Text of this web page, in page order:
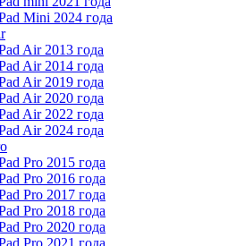
Mini 2024 года
Air 2013 года
Air 2014 года
Air 2019 года
Air 2020 года
Air 2022 года
Air 2024 года
Pro 2015 года
Pro 2016 года
Pro 2017 года
Pro 2018 года
Pro 2020 года
Pro 2021 года